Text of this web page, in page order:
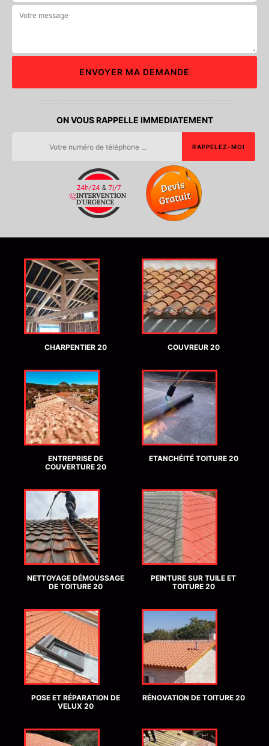
ON VOUS RAPPELLE IMMEDIATEMENT
CHARPENTIER 20 COUVREUR 20
ENTREPRISE DE
COUVERTURE 20
ETANCHÉITÉ TOITURE 20
NETTOYAGE DÉMOUSSAGE
DE TOITURE 20
PEINTURE SUR TUILE ET
TOITURE 20
POSE ET RÉPARATION DE
VELUX 20
RÉNOVATION DE TOITURE 20